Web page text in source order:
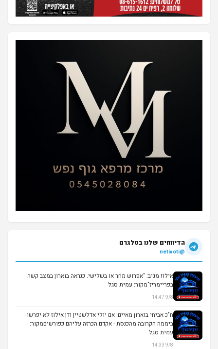
הדיווחים שלנו בטלגרם
@netivoti
אילוז מגיב: "אפרוש מחר או בשלישי. כנראה בוארון במצב קשה
בפריימריז"מקור: עמית סגל
9/8 14:47
ח"כ אביחי בוארון מאיים: אם יולי אדלשטיין ודן אילוז לא יפרשו
ביממה הקרובה מהכנסת - אקדם הכרזה עליהם כפורשיםמקור:
עמית סגל
9/8 14:33